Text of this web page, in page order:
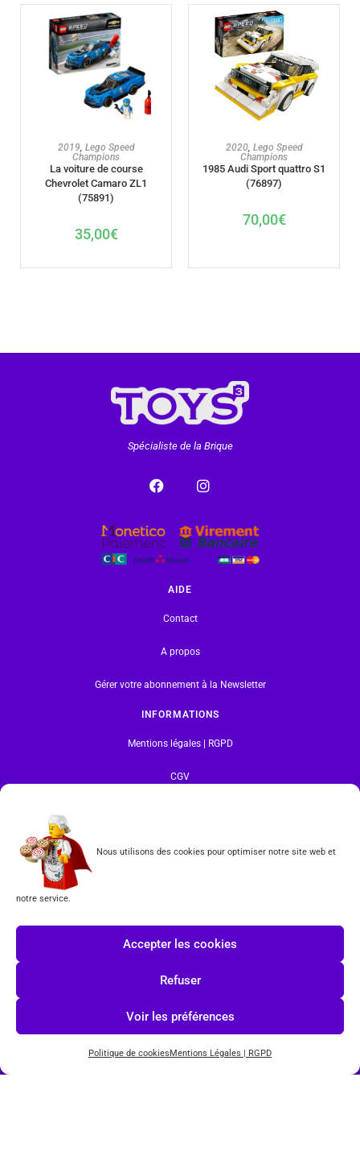
Nous utilisons des cookies pour optimiser notre site web et
notre service.
Accepter les cookies
Refuser
Voir les préférences
Politique de cookiesMentions Légales | RGPD
AJOUTER AU PANIER
2019, Lego Speed
Champions
La voiture de course
Chevrolet Camaro ZL1
(75891)
35,00€
AJOUTER AU PANIER
2020, Lego Speed
Champions
1985 Audi Sport quattro S1
(76897)
70,00€
Spécialiste de la Brique
AIDE
Contact
A propos
Gérer votre abonnement à la Newsletter
INFORMATIONS
Mentions légales | RGPD
CGV
Tous les produits vendus sur ce site sont fabriqués par LEGO exclusivement. LEGO® est une
marque déposée par The LEGO Group. Les propriétaires des marques respectives citées sur le site
en restent les propriétaires. Tous droits réservés.
J'accepte les conditions du